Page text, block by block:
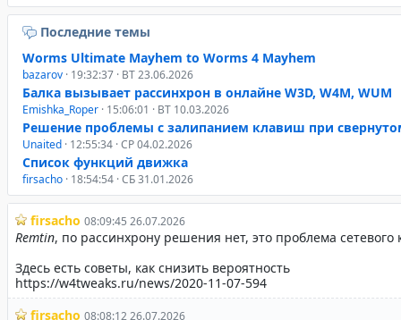
Последние темы
Worms Ultimate Mayhem to Worms 4 Mayhem
bazarov · 19:32:37 · ВТ 23.06.2026
Балка вызывает рассинхрон в онлайне W3D, W4M, WUM
Emishka_Roper · 15:06:01 · ВТ 10.03.2026
Решение проблемы с залипанием клавиш при
Unaited · 12:55:34 · СР 04.02.2026
Список функций движка
firsacho · 18:54:54 · СБ 31.01.2026